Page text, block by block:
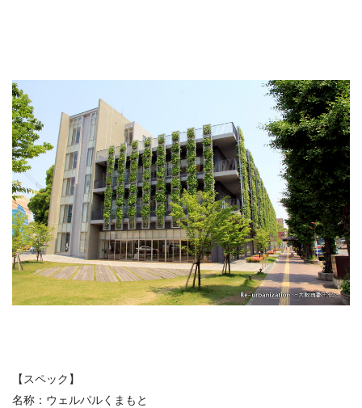
【スペック】
名称：ウェルパルくまもと